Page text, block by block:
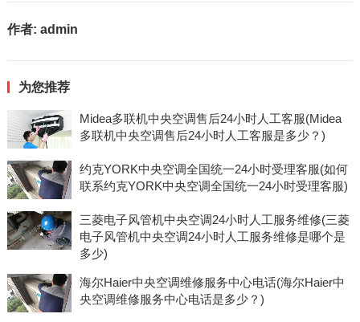
作者: admin
为您推荐
Midea多联机中央空调售后24小时人工客服(Midea
多联机中央空调售后24小时人工客服是多少？)
约克YORK中央空调全国统一24小时受理客服(如何
联系约克YORK中央空调全国统一24小时受理客服)
三菱电子风管机中央空调24小时人工服务维修(三菱
电子风管机中央空调24小时人工服务维修是哪个是
多少)
海尔Haier中央空调维修服务中心电话(海尔Haier中
央空调维修服务中心电话是多少？)